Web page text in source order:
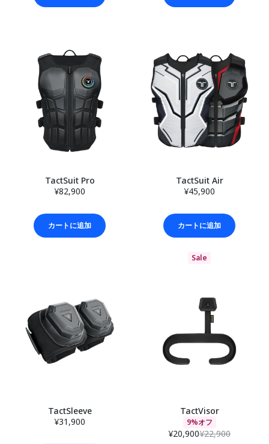
TactSuit Pro
¥82,900
カートに追加
TactSuit Air
¥45,900
カートに追加
TactSleeve
¥31,900
Sale
TactVisor
9%オフ
¥20,900¥22,900